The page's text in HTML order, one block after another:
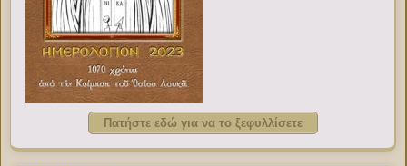
Πατήστε εδώ για να το ξεφυλλίσετε